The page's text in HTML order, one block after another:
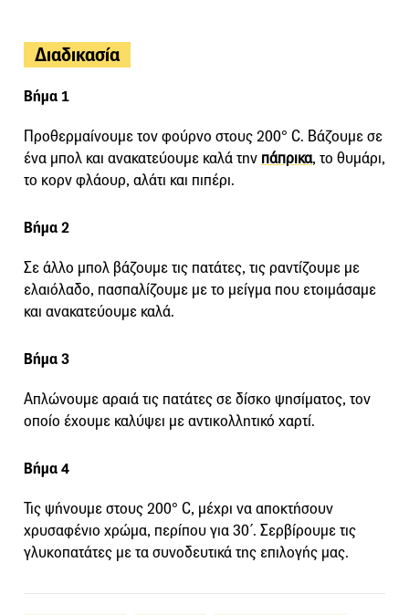
Διαδικασία
Βήμα 1
Προθερμαίνουμε τον φούρνο στους 200° C. Βάζουμε σε
ένα μπολ και ανακατεύουμε καλά την πάπρικα, το θυμάρι,
το κορν φλάουρ, αλάτι και πιπέρι.
Βήμα 2
Σε άλλο μπολ βάζουμε τις πατάτες, τις ραντίζουμε με
ελαιόλαδο, πασπαλίζουμε με το μείγμα που ετοιμάσαμε
και ανακατεύουμε καλά.
Βήμα 3
Απλώνουμε αραιά τις πατάτες σε δίσκο ψησίματος, τον
οποίο έχουμε καλύψει με αντικολλητικό χαρτί.
Βήμα 4
Τις ψήνουμε στους 200° C, μέχρι να αποκτήσουν
χρυσαφένιο χρώμα, περίπου για 30΄. Σερβίρουμε τις
γλυκοπατάτες με τα συνοδευτικά της επιλογής μας.